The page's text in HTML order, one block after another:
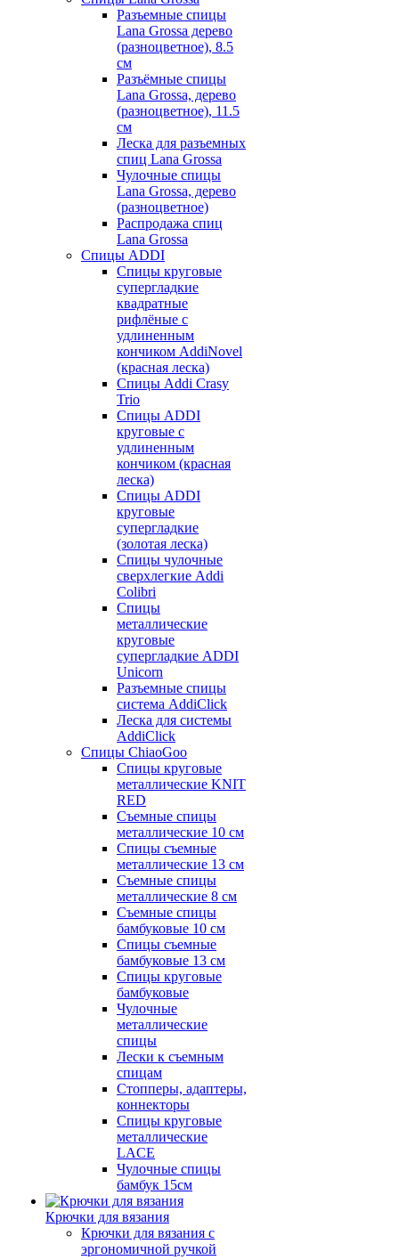
Разъемные спицы
Lana Grossa дерево
(разноцветное), 8.5
см
Разъёмные спицы
Lana Grossa, дерево
(разноцветное), 11.5
см
Леска для разъемных
спиц Lana Grossa
Чулочные спицы
Lana Grossa, дерево
(разноцветное)
Распродажа спиц
Lana Grossa
Спицы ADDI
Спицы круговые
супергладкие
квадратные
рифлёные с
удлиненным
кончиком AddiNovel
(красная леска)
Спицы Addi Crasy
Trio
Спицы ADDI
круговые с
удлиненным
кончиком (красная
леска)
Спицы ADDI
круговые
супергладкие
(золотая леска)
Спицы чулочные
сверхлегкие Addi
Colibri
Спицы
металлические
круговые
супергладкие ADDI
Unicorn
Разъемные спицы
система AddiClick
Леска для системы
AddiClick
Спицы ChiaoGoo
Спицы круговые
металлические KNIT
RED
Съемные спицы
металлические 10 см
Спицы съемные
металлические 13 см
Съемные спицы
металлические 8 см
Съемные спицы
бамбуковые 10 см
Спицы съемные
бамбуковые 13 см
Спицы круговые
бамбуковые
Чулочные
металлические
спицы
Лески к съемным
спицам
Стопперы, адаптеры,
коннекторы
Спицы круговые
металлические
LACE
Чулочные спицы
бамбук 15см
Крючки для вязания
Крючки для вязания с
эргономичной ручкой